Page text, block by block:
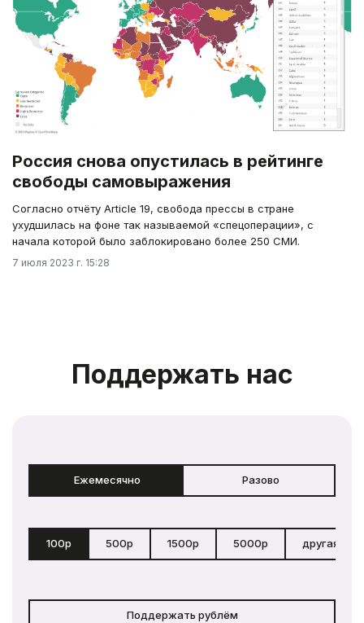
Россия снова опустилась в рейтинге
свободы самовыражения
Согласно отчёту Article 19, свобода прессы в стране
ухудшилась на фоне так называемой «спецоперации», с
начала которой было заблокировано более 250 СМИ.
7 июля 2023 г. 15:28
Поддержать нас
Ежемесячно Разово
100р 500р 1500р 5000р другая
Поддержать рублём